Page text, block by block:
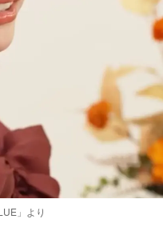
」より